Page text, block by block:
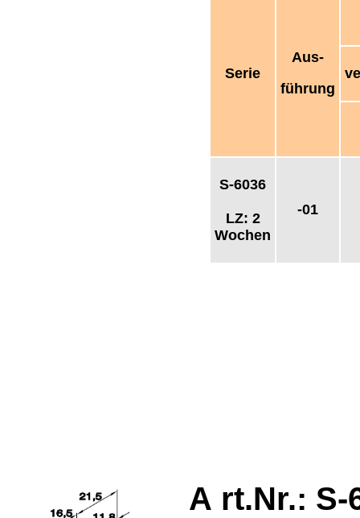
Serie
Aus-
führung
S-6036
LZ: 2
Wochen
-01
A rt.Nr.: S-